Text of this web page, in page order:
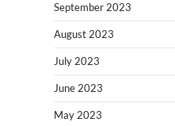
September 2023
August 2023
July 2023
June 2023
May 2023